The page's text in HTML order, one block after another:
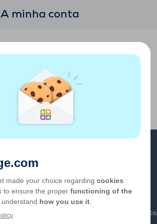
A minha conta
Emails e notificações
FAQ
Links de parceiros